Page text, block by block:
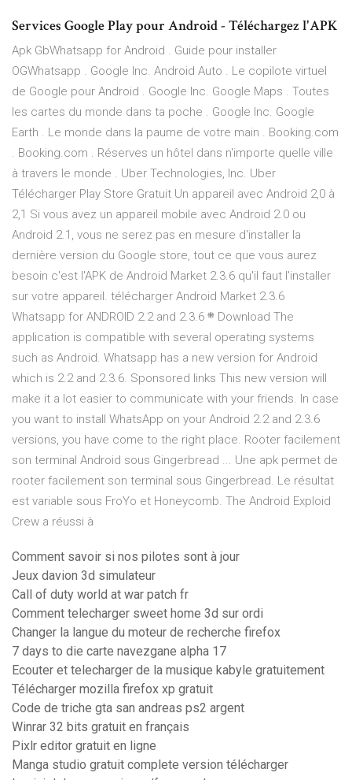
Services Google Play pour Android - Téléchargez l'APK
Apk GbWhatsapp for Android . Guide pour installer
OGWhatsapp . Google Inc. Android Auto . Le copilote virtuel
de Google pour Android . Google Inc. Google Maps . Toutes
les cartes du monde dans ta poche . Google Inc. Google
Earth . Le monde dans la paume de votre main . Booking.com
. Booking.com . Réserves un hôtel dans n'importe quelle ville
à travers le monde . Uber Technologies, Inc. Uber
Télécharger Play Store Gratuit Un appareil avec Android 2,0 à
2,1 Si vous avez un appareil mobile avec Android 2.0 ou
Android 2.1, vous ne serez pas en mesure d'installer la
dernière version du Google store, tout ce que vous aurez
besoin c'est l'APK de Android Market 2.3.6 qu'il faut l'installer
sur votre appareil. télécharger Android Market 2.3.6
Whatsapp for ANDROID 2.2 and 2.3.6 ܍ Download The
application is compatible with several operating systems
such as Android. Whatsapp has a new version for Android
which is 2.2 and 2.3.6. Sponsored links This new version will
make it a lot easier to communicate with your friends. In case
you want to install WhatsApp on your Android 2.2 and 2.3.6
versions, you have come to the right place. Rooter facilement
son terminal Android sous Gingerbread ... Une apk permet de
rooter facilement son terminal sous Gingerbread. Le résultat
est variable sous FroYo et Honeycomb. The Android Exploid
Crew a réussi à
Comment savoir si nos pilotes sont à jour
Jeux davion 3d simulateur
Call of duty world at war patch fr
Comment telecharger sweet home 3d sur ordi
Changer la langue du moteur de recherche firefox
7 days to die carte navezgane alpha 17
Ecouter et telecharger de la musique kabyle gratuitement
Télécharger mozilla firefox xp gratuit
Code de triche gta san andreas ps2 argent
Winrar 32 bits gratuit en français
Pixlr editor gratuit en ligne
Manga studio gratuit complete version télécharger